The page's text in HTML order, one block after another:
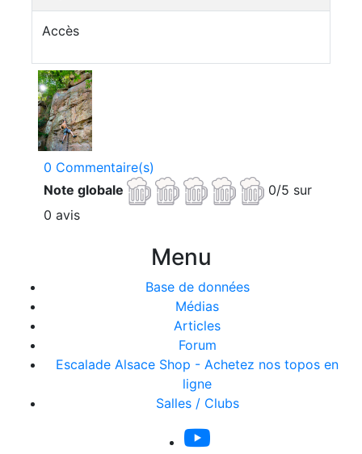
Accès
0 Commentaire(s)
Note globale
0/5 sur
0 avis
Menu
Base de données
Médias
Articles
Forum
Escalade Alsace Shop - Achetez nos topos en
ligne
Salles / Clubs